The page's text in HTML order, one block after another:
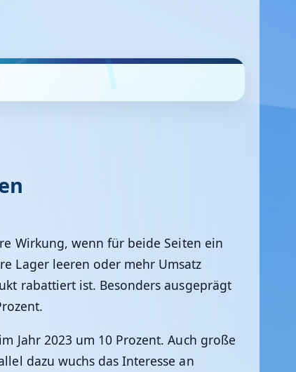
Wirkung, wenn für beide Seiten ein
Lager leeren oder mehr Umsatz
rabattiert ist. Besonders ausgeprägt
Jahr 2023 um 10 Prozent. Auch große
dazu wuchs das Interesse an